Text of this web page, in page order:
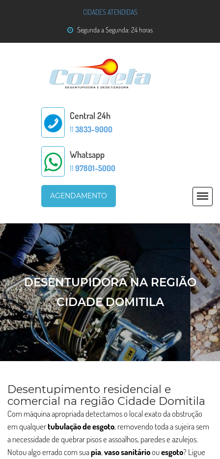
CIDADES ATENDIDAS
Segunda a Segunda: 24 horas
Central 24h
11 3833-9000
Whatsapp
11 97801-5000
AGENDAMENTO
DESENTUPIDORA NA REGIÃO
CIDADE DOMITILA
Desentupimento residencial e
comercial na região Cidade Domitila
Com máquina apropriada detectamos o local exato da obstrução
em qualquertubulação de esgoto, removendo toda a sujeira sem
a necessidade de quebrar pisos e assoalhos, paredes e azulejos.
Notou algo errado com suapia,vaso sanitárioouesgoto? Ligue